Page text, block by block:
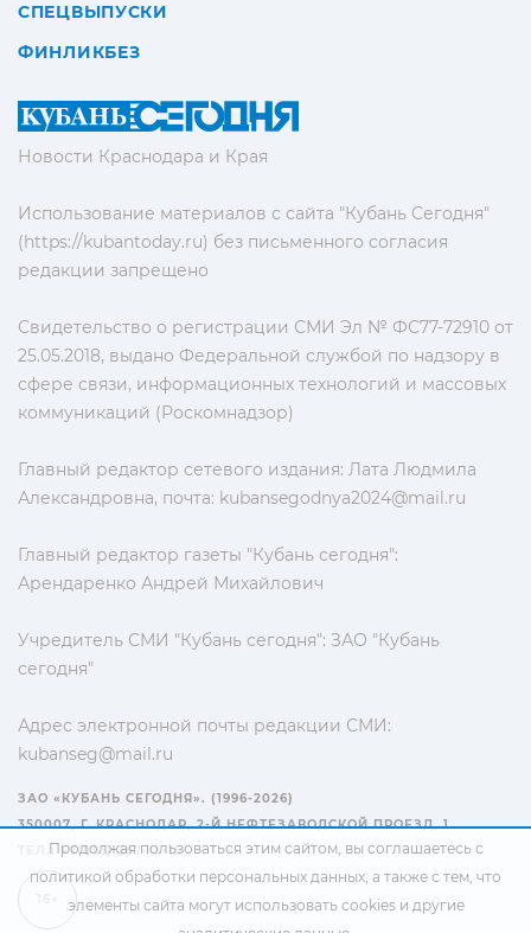
Новости Краснодара и Края
Использование материалов с сайта "Кубань Сегодня"
(https://kubantoday.ru) без письменного согласия
редакции запрещено
Свидетельство о регистрации СМИ Эл № ФС77-72910 от
25.05.2018, выдано Федеральной службой по надзору в
сфере связи, информационных технологий и массовых
коммуникаций (Роскомнадзор)
Главный редактор сетевого издания: Лата Людмила
Александровна, почта: kubansegodnya2024@mail.ru
Главный редактор газеты "Кубань сегодня":
Арендаренко Андрей Михайлович
Учредитель СМИ "Кубань сегодня": ЗАО "Кубань
сегодня"
Адрес электронной почты редакции СМИ:
kubanseg@mail.ru
СПЕЦВЫПУСКИ
ФИНЛИКБЕЗ
ЗАО «КУБАНЬ СЕГОДНЯ». (1996-2026)
350007, Г. КРАСНОДАР, 2-Й НЕФТЕЗАВОДСКОЙ ПРОЕЗД, 1
ТЕЛ.: +7(861) 267-15-15
Продолжая пользоваться этим сайтом, вы соглашаетесь с
политикой обработки персональных данных, а также с тем, что
элементы сайта могут использовать cookies и другие